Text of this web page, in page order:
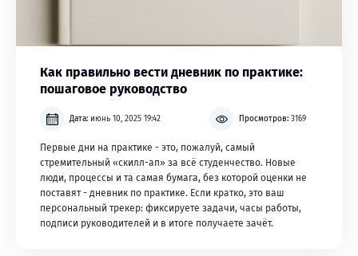
Как правильно вести дневник по практике:
пошаговое руководство
Дата: июнь 10, 2025 19:42 Просмотров: 3169
Первые дни на практике - это, пожалуй, самый
стремительный «скилл-ап» за всё студенчество. Новые
люди, процессы и та самая бумага, без которой оценки не
поставят - дневник по практике. Если кратко, это ваш
персональный трекер: фиксируете задачи, часы работы,
подписи руководителей и в итоге получаете зачёт.